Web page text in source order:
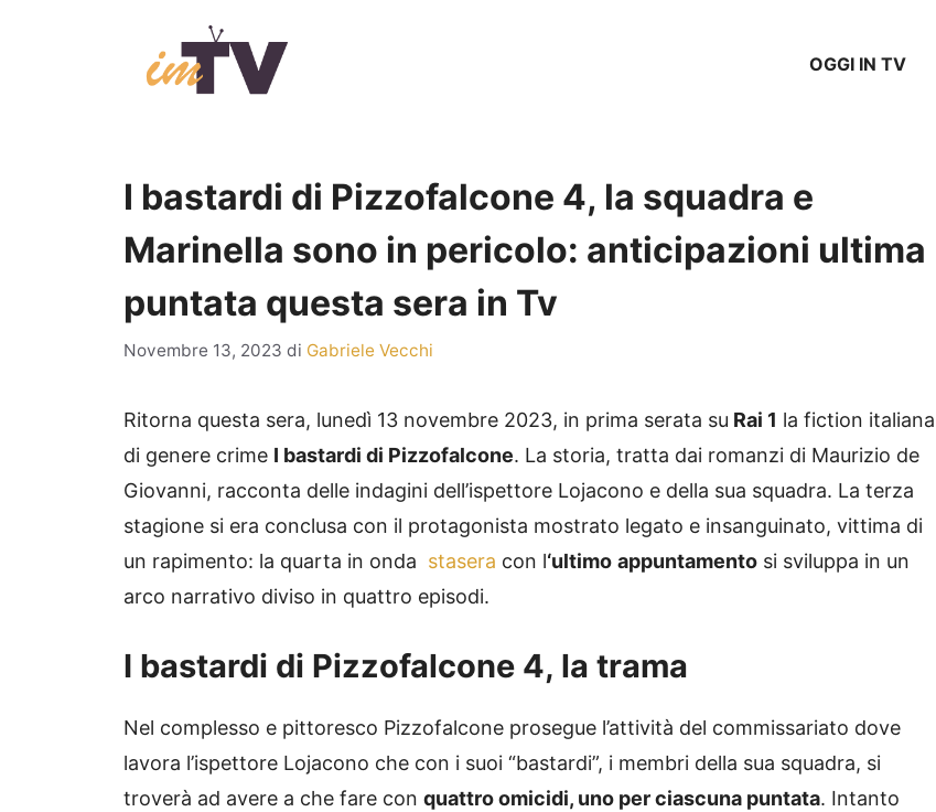
OGGI IN TV
I bastardi di Pizzofalcone 4, la squadra e
Marinella sono in pericolo: anticipazioni ultima
puntata questa sera in Tv
Novembre 13, 2023 di Gabriele Vecchi
Ritorna questa sera, lunedì 13 novembre 2023, in prima serata su Rai 1 la fiction italiana
di genere crime I bastardi di Pizzofalcone. La storia, tratta dai romanzi di Maurizio de
Giovanni, racconta delle indagini dell’ispettore Lojacono e della sua squadra. La terza
stagione si era conclusa con il protagonista mostrato legato e insanguinato, vittima di
un rapimento: la quarta in onda stasera con l‘ultimo appuntamento si sviluppa in un
arco narrativo diviso in quattro episodi.
I bastardi di Pizzofalcone 4, la trama
Nel complesso e pittoresco Pizzofalcone prosegue l’attività del commissariato dove
lavora l’ispettore Lojacono che con i suoi “bastardi”, i membri della sua squadra, si
troverà ad avere a che fare con quattro omicidi, uno per ciascuna puntata. Intanto